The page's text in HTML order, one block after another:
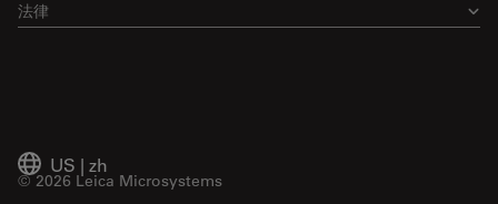
法律
US | zh
© 2026 Leica Microsystems